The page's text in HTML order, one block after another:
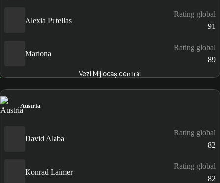
Alexia Putellas
Rating global
91
Mariona
Rating global
89
Vezi Mijlocaș central
Austria
David Alaba
Rating global
82
Konrad Laimer
Rating global
82